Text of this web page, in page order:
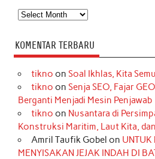
Arsip
KOMENTAR TERBARU
tikno on Soal Ikhlas, Kita
tikno on Senja SEO, Fajar
Berganti Menjadi Mesin Penjawab
tikno on Nusantara di
Konstruksi Maritim, Laut Kita,
Amril Taufik Gobel on UNTUK
MENYISAKAN JEJAK INDAH DI